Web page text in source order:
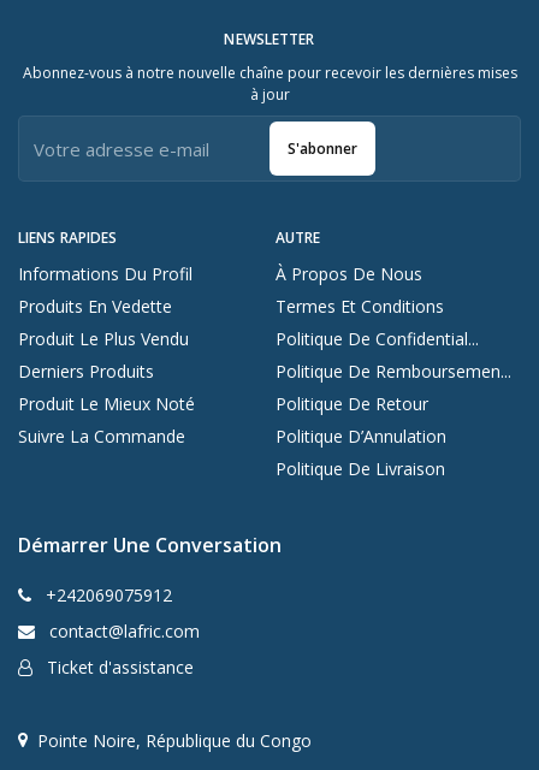
LIENS RAPIDES
Informations Du Profil
Produits En Vedette
Produit Le Plus Vendu
Derniers Produits
Produit Le Mieux Noté
Suivre La Commande
AUTRE
À Propos De Nous
Termes Et Conditions
Politique De Confidential...
Politique De Remboursemen...
Politique De Retour
Politique D’Annulation
Politique De Livraison
NEWSLETTER
Abonnez-vous à notre nouvelle chaîne pour recevoir les dernières mises
à jour
S'abonner
Démarrer Une Conversation
+242069075912
contact@lafric.com
Ticket d'assistance
Pointe Noire, République du Congo